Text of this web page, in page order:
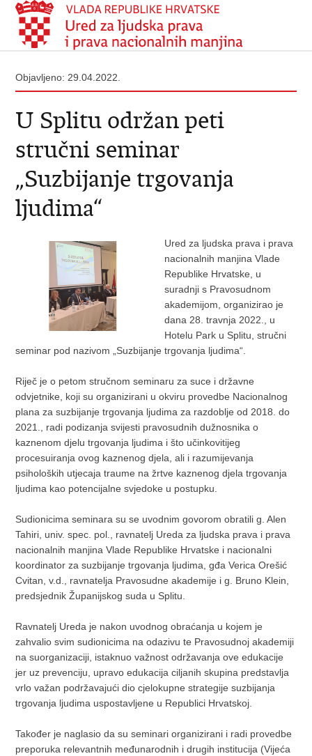
Objavljeno: 29.04.2022.
U Splitu održan peti
stručni seminar
„Suzbijanje trgovanja
ljudima“
Ured za ljudska prava i prava
nacionalnih manjina Vlade
Republike Hrvatske, u
suradnji s Pravosudnom
akademijom, organizirao je
dana 28. travnja 2022., u
Hotelu Park u Splitu, stručni
seminar pod nazivom „Suzbijanje trgovanja ljudima“.
Riječ je o petom stručnom seminaru za suce i državne
odvjetnike, koji su organizirani u okviru provedbe Nacionalnog
plana za suzbijanje trgovanja ljudima za razdoblje od 2018. do
2021., radi podizanja svijesti pravosudnih dužnosnika o
kaznenom djelu trgovanja ljudima i što učinkovitijeg
procesuiranja ovog kaznenog djela, ali i razumijevanja
psiholoških utjecaja traume na žrtve kaznenog djela trgovanja
ljudima kao potencijalne svjedoke u postupku.
Sudionicima seminara su se uvodnim govorom obratili g. Alen
Tahiri, univ. spec. pol., ravnatelj Ureda za ljudska prava i prava
nacionalnih manjina Vlade Republike Hrvatske i nacionalni
koordinator za suzbijanje trgovanja ljudima, gđa Verica Orešić
Cvitan, v.d., ravnatelja Pravosudne akademije i g. Bruno Klein,
predsjednik Županijskog suda u Splitu.
Ravnatelj Ureda je nakon uvodnog obraćanja u kojem je
zahvalio svim sudionicima na odazivu te Pravosudnoj akademiji
na suorganizaciji, istaknuo važnost održavanja ove edukacije
jer uz prevenciju, upravo edukacija ciljanih skupina predstavlja
vrlo važan podržavajući dio cjelokupne strategije suzbijanja
trgovanja ljudima uspostavljene u Republici Hrvatskoj.
Također je naglasio da su seminari organizirani i radi provedbe
preporuka relevantnih međunarodnih i drugih institucija (Vijeća